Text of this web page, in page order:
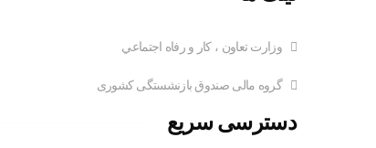
وزارت تعاون ، کار و رفاه اجتماعي
گروه مالی صندوق بازنشستگی کشوری
دسترسی سریع